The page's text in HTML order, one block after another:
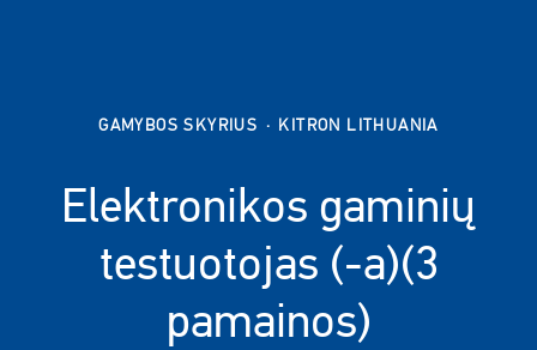
GAMYBOS SKYRIUS · KITRON LITHUANIA
Elektronikos gaminių
testuotojas (-a)(3
pamainos)